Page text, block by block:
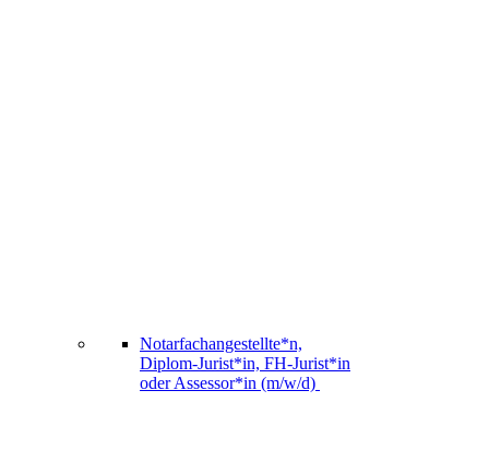
Notarfachangestellte*n,
Diplom-Jurist*in, FH-Jurist*in
oder Assessor*in (m/w/d)